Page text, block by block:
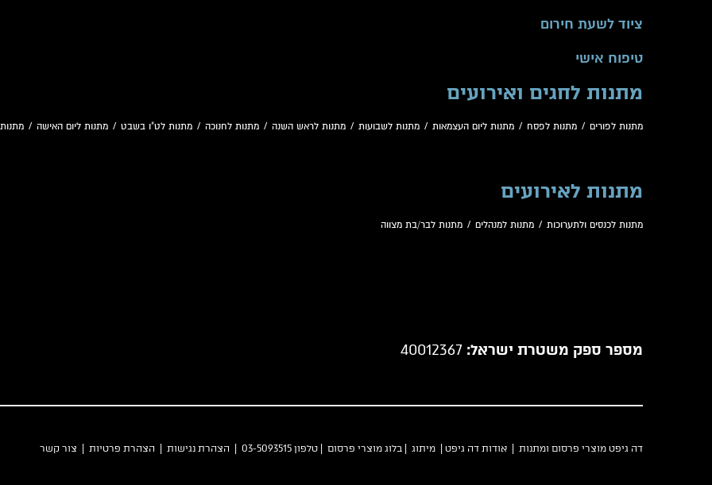
ציוד לשעת חירום
טיפוח אישי
מתנות לחגים ואירועים
מתנות לפורים / מתנות לפסח / מתנות ליום העצמאות / מתנות לשבועות / מתנות לראש השנה / מתנות לחנוכה / מתנות לט"ו בשבט / מתנות ליום האישה /
מתנות לאירועים
מתנות לכנסים ולתערוכות / מתנות למנהלים / מתנות לבר/בת מצווה
מספר ספק משטרת ישראל:
דה גיפט מוצרי פרסום ומתנות | אודות דה גיפט מיתוג בלוג מוצרי פרסום | טלפון 03-5093515 | הצהרת נגישות הצהרת פרטיות צור קשר